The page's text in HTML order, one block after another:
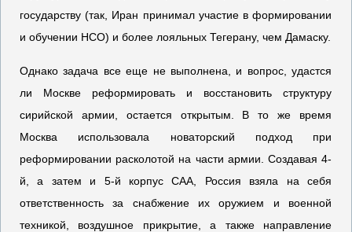
государству (так, Иран принимал участие в формировании
и обучении НСО) и более лояльных Тегерану, чем Дамаску.
Однако задача все еще не выполнена, и вопрос, удастся
ли Москве реформировать и восстановить структуру
сирийской армии, остается открытым. В то же время
Москва использовала новаторский подход при
реформировании расколотой на части армии. Создавая 4-
й, а затем и 5-й корпус САА, Россия взяла на себя
ответственность за снабжение их оружием и военной
техникой, воздушное прикрытие, а также направление